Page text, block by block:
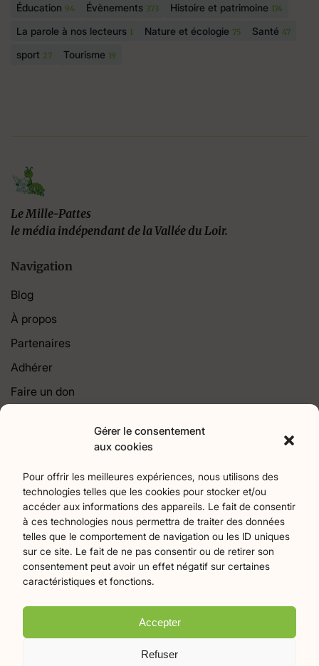
Gérer le consentement
aux cookies
Pour offrir les meilleures expériences, nous utilisons des
technologies telles que les cookies pour stocker et/ou
accéder aux informations des appareils. Le fait de consentir
à ces technologies nous permettra de traiter des données
telles que le comportement de navigation ou les ID uniques
sur ce site. Le fait de ne pas consentir ou de retirer son
consentement peut avoir un effet négatif sur certaines
caractéristiques et fonctions.
Accepter
Refuser
Éducation 94 Évènements 373 Histoire et patrimoine 174
La parole à nos lecteurs 1 Nature et écologie 75 Santé 47
sport 27 Tourisme 19
Le Mille-Pattes
le média indépendant de la Vallée du Loir.
Navigation
Blog
À propos
Partenaires
Adhérer
Faire un don
Agriculture 18 Art et culture256 Associations22
Bien-Etre chronique Collectivités territoriales
Commerces9 Divers45 Économie et emploi61
Éducation94 Évènements 373 Histoire et patrimoine174
La parole à nos lecteurs1 Nature et écologie75 Santé
sport Tourisme 19
Mentions légales